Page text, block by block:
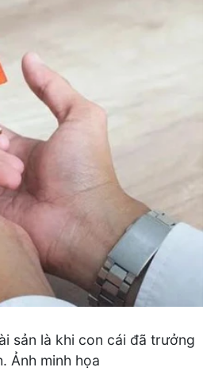
sản là khi con cái đã trưởng
Ảnh minh họa